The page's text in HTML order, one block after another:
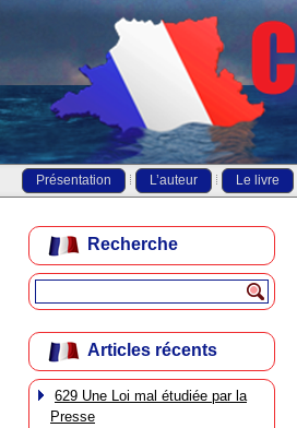
Présentation L’auteur Le livre
Recherche
Articles récents
629 Une Loi mal étudiée par la
Presse